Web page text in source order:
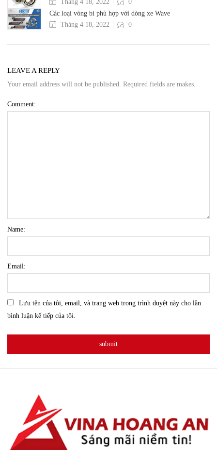
Tháng 4 18, 2022
0
Các loại vòng bi phù hợp với dòng xe Wave
Tháng 4 18, 2022
0
LEAVE A REPLY
Your email address will not be published. Required fields are makes.
Comment:
Name:
Email:
Lưu tên của tôi, email, và trang web trong trình duyệt này cho lần
bình luận kế tiếp của tôi.